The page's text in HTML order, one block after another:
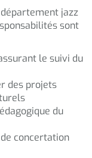
jazz
sont
le suivi du
des projets
du
concertation